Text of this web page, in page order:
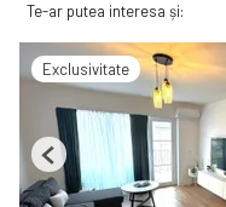
Te-ar putea interesa și:
Exclusivitate
Previous